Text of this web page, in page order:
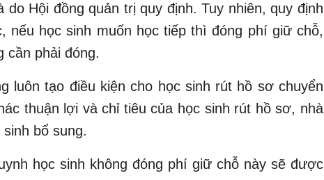
do Hội đồng quản trị quy định. Tuy nhiên, quy định
nếu học sinh muốn học tiếp thì đóng phí giữ chỗ,
cần phải đóng.
luôn tạo điều kiện cho học sinh rút hồ sơ chuyển
thuận lợi và chỉ tiêu của học sinh rút hồ sơ, nhà
bổ sung.
học sinh không đóng phí giữ chỗ này sẽ được